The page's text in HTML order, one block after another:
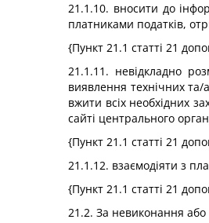
21.1.10. вносити до
платниками податків,
{Пункт 21.1 статті 21
21.1.11. невідкладно
виявлення технічних та/
вжити всіх необхідних
сайті центрального
{Пункт 21.1 статті 21
21.1.12. взаємодіяти з
{Пункт 21.1 статті 21
21.2. За невиконання або